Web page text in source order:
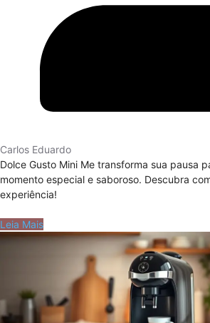
Carlos Eduardo
Dolce Gusto Mini Me transforma sua pausa
momento especial e saboroso. Descubra
experiência!
Leia Mais